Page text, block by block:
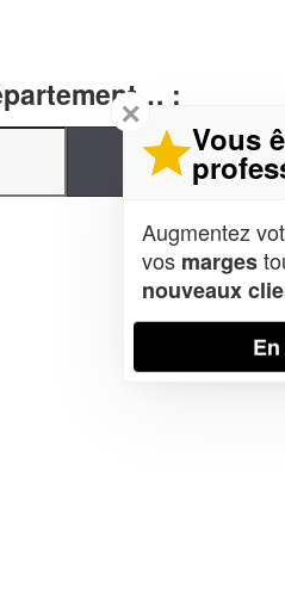
:
✕
Vous
Augmentez
vos marges
nouveaux